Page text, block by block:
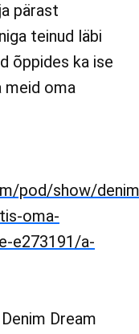
pärast
teinud läbi
õppides ka ise
meid oma
pod/show/
oma-
e273191/a-
Dream